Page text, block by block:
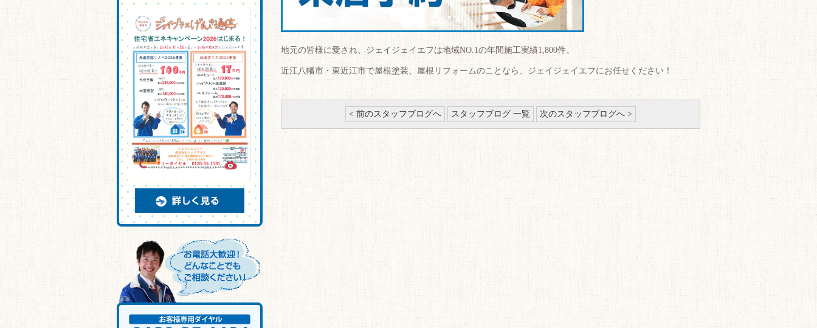
地元の皆様に愛され、ジェイジェイエフは地域NO.1の年間施工実績1,800件。
近江八幡市・東近江市で屋根塗装、屋根リフォームのことなら、ジェイジェイエフにお任せください！
< 前のスタッフブログへ スタッフブログ 一覧 次のスタッフブログへ >